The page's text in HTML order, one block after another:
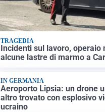
TRAGEDIA
Incidenti sul lavoro, operaio
alcune lastre di marmo a
IN GERMANIA
Aeroporto Lipsia: un drone
altro trovato con esplosivo
ucraino